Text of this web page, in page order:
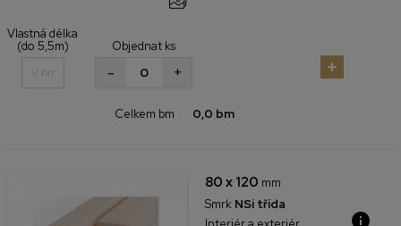
Vlastná délka
(do 5,5m)
Objednat ks
+
-
Celkem bm 0,0 bm
80 x 120 mm
Smrk NSi třída